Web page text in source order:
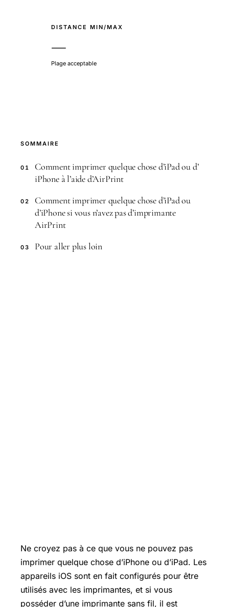
DISTANCE MIN/MAX
—
Plage acceptable
SOMMAIRE
01
Comment imprimer quelque chose d’iPad ou d’
iPhone à l’aide d’AirPrint
02
Comment imprimer quelque chose d’iPad ou
d’iPhone si vous n’avez pas d’imprimante
AirPrint
03 Pour aller plus loin
Ne croyez pas à ce que vous ne pouvez pas
imprimer quelque chose d’iPhone ou d’iPad. Les
appareils iOS sont en fait configurés pour être
utilisés avec les imprimantes, et si vous
posséder d’une imprimante sans fil, il est